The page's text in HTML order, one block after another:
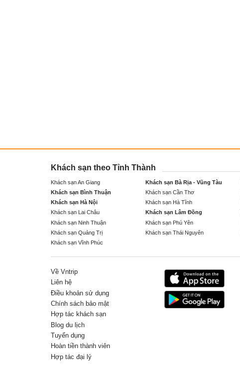
Khách sạn theo Tỉnh Thành
Khách sạn An Giang Khách sạn Bà Rịa - Vũng Tàu
Khách sạn Bình Thuận
Khách sạn Cần Thơ
Khách sạn Hà Nội
Khách sạn Hà Tĩnh
Khách sạn Lai Châu
Khách sạn Lâm Đồng
Khách sạn Ninh Thuận
Khách sạn Phú Yên
Khách sạn Quảng Trị
Khách sạn Thái Nguyên
Khách sạn Vĩnh Phúc
Về Vntrip
Liên hệ
Điều khoản sử dụng
Chính sách bảo mật
Hợp tác khách sạn
Blog du lịch
Tuyển dụng
Hoàn tiền thành viên
Hợp tác đại lý